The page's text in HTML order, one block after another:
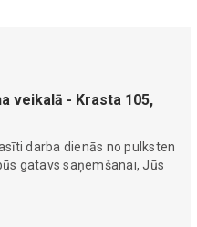
veikalā - Krasta 105,
darba dienās no pulksten
gatavs saņemšanai, Jūs